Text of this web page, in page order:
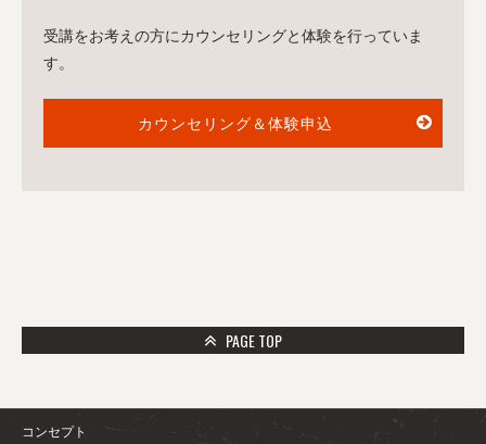
受講をお考えの方にカウンセリングと体験を行っていま
す。
カウンセリング＆体験申込
PAGE TOP
コンセプト